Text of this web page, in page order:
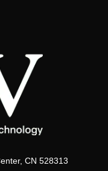
CN 528313